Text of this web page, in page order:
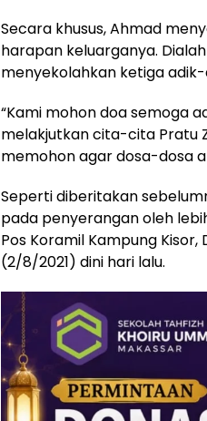
Secara khusus, Ahmad
harapan keluarganya.
menyekolahkan ketiga adik-
“Kami mohon doa semoga
melakjutkan cita-cita Pratu
memohon agar dosa-dosa
Seperti diberitakan
pada penyerangan oleh
Pos Koramil Kampung
(2/8/2021) dini hari lalu.